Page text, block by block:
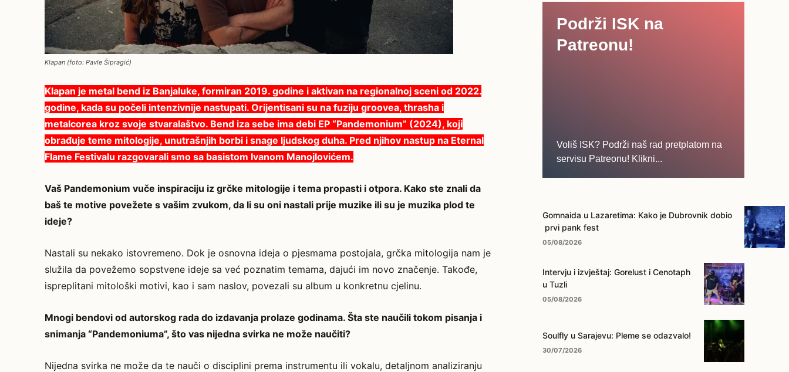
Klapan (foto: Pavle Šipragić)
Klapan je metal bend iz Banjaluke, formiran 2019. godine i aktivan na regionalnoj sceni od 2022.
godine, kada su počeli intenzivnije nastupati. Orijentisani su na fuziju groovea, thrasha i
metalcorea kroz svoje stvaralaštvo. Bend iza sebe ima debi EP “Pandemonium” (2024), koji
obrađuje teme mitologije, unutrašnjih borbi i snage ljudskog duha. Pred njihov nastup na Eternal
Flame Festivalu razgovarali smo sa basistom Ivanom Manojlovićem.
Vaš Pandemonium vuče inspiraciju iz grčke mitologije i tema propasti i otpora. Kako ste znali da
baš te motive povežete s vašim zvukom, da li su oni nastali prije muzike ili su je muzika plod te
ideje?
Nastali su nekako istovremeno. Dok je osnovna ideja o pjesmama postojala, grčka mitologija nam je
služila da povežemo sopstvene ideje sa već poznatim temama, dajući im novo značenje. Takođe,
ispreplitani mitološki motivi, kao i sam naslov, povezali su album u konkretnu cjelinu.
Mnogi bendovi od autorskog rada do izdavanja prolaze godinama. Šta ste naučili tokom pisanja i
snimanja “Pandemoniuma”, što vas nijedna svirka ne može naučiti?
Nijedna svirka ne može da te nauči o disciplini prema instrumentu ili vokalu, detaljnom analiziranju
Podrži ISK na
Patreonu!
Voliš ISK? Podrži naš rad pretplatom na
servisu Patreonu! Klikni...
Gomnaida u Lazaretima: Kako je Dubrovnik dobio
prvi pank fest
05/08/2026
Intervju i izvještaj: Gorelust i Cenotaph
u Tuzli
05/08/2026
Soulfly u Sarajevu: Pleme se odazvalo!
30/07/2026